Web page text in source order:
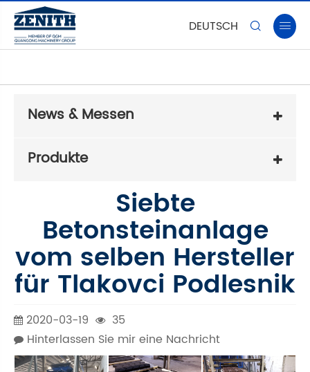
DEUTSCH  
News & Messen
Produkte
Siebte
Betonsteinanlage
vom selben Hersteller
für Tlakovci Podlesnik
2020-03-19
35
Hinterlassen Sie mir eine Nachricht